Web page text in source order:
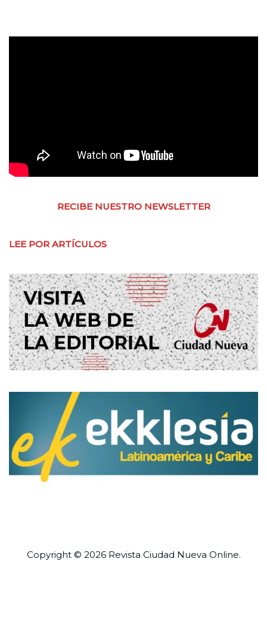
RECIBE NUESTRO NEWSLETTER
LEE POR ARTÍCULOS
Copyright © 2026 Revista Ciudad Nueva Online.